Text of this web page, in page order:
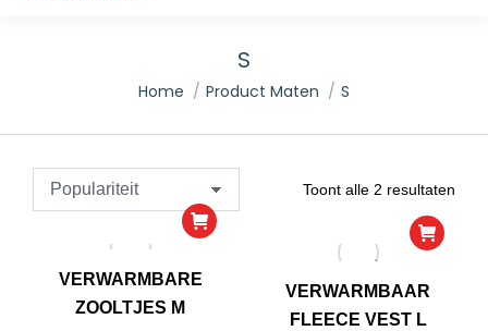
S
You are here:
Home Product Maten S
Toont alle 2 resultaten
VERWARMBARE
ZOOLTJES M
VERWARMBAAR
FLEECE VEST L